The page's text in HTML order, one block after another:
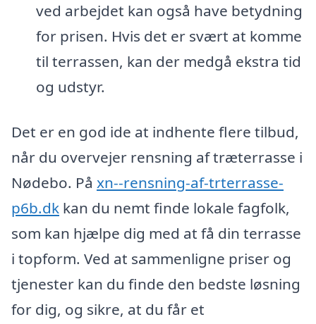
ved arbejdet kan også have betydning
for prisen. Hvis det er svært at komme
til terrassen, kan der medgå ekstra tid
og udstyr.
Det er en god ide at indhente flere tilbud,
når du overvejer rensning af træterrasse i
Nødebo. På xn--rensning-af-trterrasse-
p6b.dk kan du nemt finde lokale fagfolk,
som kan hjælpe dig med at få din terrasse
i topform. Ved at sammenligne priser og
tjenester kan du finde den bedste løsning
for dig, og sikre, at du får et